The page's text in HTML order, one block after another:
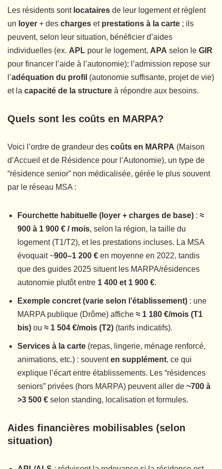
Les résidents sont locataires de leur logement et règlent
un loyer + des charges et prestations à la carte ; ils
peuvent, selon leur situation, bénéficier d’aides
individuelles (ex. APL pour le logement, APA selon le GIR
pour financer l’aide à l’autonomie); l’admission repose sur
l’adéquation du profil (autonomie suffisante, projet de vie)
et la capacité de la structure à répondre aux besoins.
Quels sont les coûts en MARPA?
Voici l’ordre de grandeur des coûts en MARPA (Maison
d’Accueil et de Résidence pour l’Autonomie), un type de
“résidence senior” non médicalisée, gérée le plus souvent
par le réseau MSA :
Fourchette habituelle (loyer + charges de base) : ≈
900 à 1 900 € / mois, selon la région, la taille du
logement (T1/T2), et les prestations incluses. La MSA
évoquait ~900–1 200 € en moyenne en 2022, tandis
que des guides 2025 situent les MARPA/résidences
autonomie plutôt entre 1 400 et 1 900 €.
Exemple concret (varie selon l’établissement) : une
MARPA publique (Drôme) affiche ≈ 1 180 €/mois (T1
bis) ou ≈ 1 504 €/mois (T2) (tarifs indicatifs).
Services à la carte (repas, lingerie, ménage renforcé,
animations, etc.) : souventen supplément, ce qui
explique l’écart entre établissements. Les “résidences
seniors” privées (hors MARPA) peuvent aller de ~700 à
>3 500 € selon standing, localisation et formules.
Aides financières mobilisables (selon
situation)